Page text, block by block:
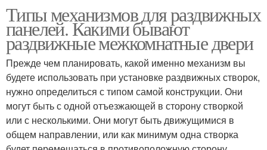
Типы механизмов для раздвижных
панелей. Какими бывают
раздвижные межкомнатные двери
Прежде чем планировать, какой именно механизм вы
будете использовать при установке раздвижных створок,
нужно определиться с типом самой конструкции. Они
могут быть с одной отъезжающей в сторону створкой
или с несколькими. Они могут быть движущимися в
общем направлении, или как минимум одна створка